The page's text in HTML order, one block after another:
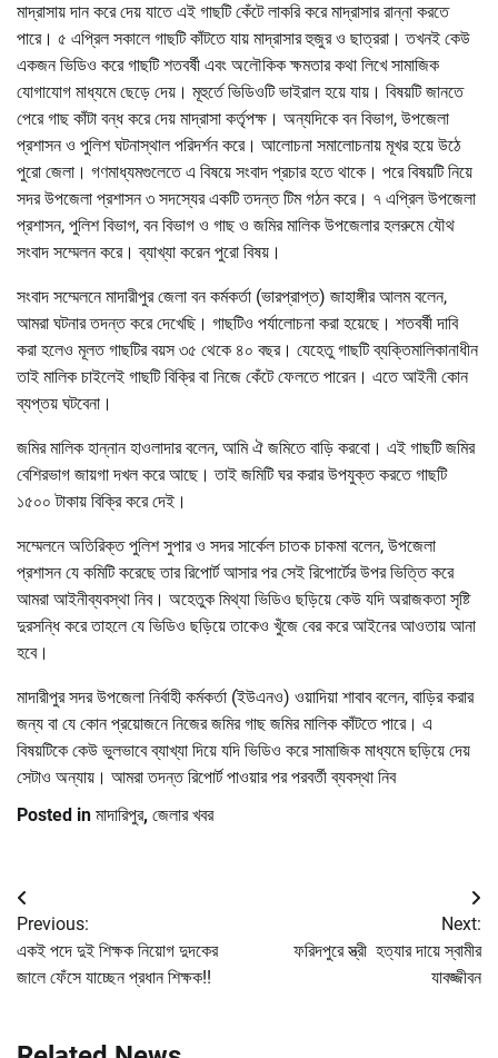
মাদ্রাসায় দান করে দেয় যাতে এই গাছটি কেঁটে লাকরি করে মাদ্রাসার রান্না করতে
পারে। ৫ এপ্রিল সকালে গাছটি কাঁটতে যায় মাদ্রাসার হুজুর ও ছাত্ররা। তখনই কেউ
একজন ভিডিও করে গাছটি শতবর্ষী এবং অলৌকিক ক্ষমতার কথা লিখে সামাজিক
যোগাযোগ মাধ্যমে ছেড়ে দেয়। মূহুর্তে ভিডিওটি ভাইরাল হয়ে যায়। বিষয়টি জানতে
পেরে গাছ কাঁটা বন্ধ করে দেয় মাদ্রাসা কর্তৃপক্ষ। অন্যদিকে বন বিভাগ, উপজেলা
প্রশাসন ও পুলিশ ঘটনাস্থাল পরিদর্শন করে। আলোচনা সমালোচনায় মূখর হয়ে উঠে
পুরো জেলা। গণমাধ্যমগুলেতে এ বিষয়ে সংবাদ প্রচার হতে থাকে। পরে বিষয়টি নিয়ে
সদর উপজেলা প্রশাসন ৩ সদস্যের একটি তদন্ত টিম গঠন করে। ৭ এপ্রিল উপজেলা
প্রশাসন, পুলিশ বিভাগ, বন বিভাগ ও গাছ ও জমির মালিক উপজেলার হলরুমে যৌথ
সংবাদ সম্মেলন করে। ব্যাখ্যা করেন পুরো বিষয়।
সংবাদ সম্মেলনে মাদারীপুর জেলা বন কর্মকর্তা (ভারপ্রাপ্ত) জাহাঙ্গীর আলম বলেন,
আমরা ঘটনার তদন্ত করে দেখেছি। গাছটিও পর্যালোচনা করা হয়েছে। শতবর্ষী দাবি
করা হলেও মূলত গাছটির বয়স ৩৫ থেকে ৪০ বছর। যেহেতু গাছটি ব্যক্তিমালিকানাধীন
তাই মালিক চাইলেই গাছটি বিক্রি বা নিজে কেঁটে ফেলতে পারেন। এতে আইনী কোন
ব্যপ্তয় ঘটবেনা।
জমির মালিক হান্নান হাওলাদার বলেন, আমি ঐ জমিতে বাড়ি করবো। এই গাছটি জমির
বেশিরভাগ জায়গা দখল করে আছে। তাই জমিটি ঘর করার উপযুক্ত করতে গাছটি
১৫০০ টাকায় বিক্রি করে দেই।
সম্মেলনে অতিরিক্ত পুলিশ সুপার ও সদর সার্কেল চাতক চাকমা বলেন, উপজেলা
প্রশাসন যে কমিটি করেছে তার রিপোর্ট আসার পর সেই রিপোর্টের উপর ভিত্তি করে
আমরা আইনীব্যবস্থা নিব। অহেতুক মিথ্যা ভিডিও ছড়িয়ে কেউ যদি অরাজকতা সৃষ্টি
দুরসন্ধি করে তাহলে যে ভিডিও ছড়িয়ে তাকেও খুঁজে বের করে আইনের আওতায় আনা
হবে।
মাদারীপুর সদর উপজেলা নির্বাহী কর্মকর্তা (ইউএনও) ওয়াদিয়া শাবাব বলেন, বাড়ির করার
জন্য বা যে কোন প্রয়োজনে নিজের জমির গাছ জমির মালিক কাঁটতে পারে। এ
বিষয়টিকে কেউ ভুলভাবে ব্যাখ্যা দিয়ে যদি ভিডিও করে সামাজিক মাধ্যমে ছড়িয়ে দেয়
সেটাও অন্যায়। আমরা তদন্ত রিপোর্ট পাওয়ার পর পরবর্তী ব্যবস্থা নিব
Posted in মাদারিপুর, জেলার খবর
Post
navigation
Previous:
একই পদে দুই শিক্ষক নিয়োগ দুদকের
জালে ফেঁসে যাচ্ছেন প্রধান শিক্ষক!!
Next:
ফরিদপুরে স্ত্রী হত্যার দায়ে স্বামীর
যাবজ্জীবন